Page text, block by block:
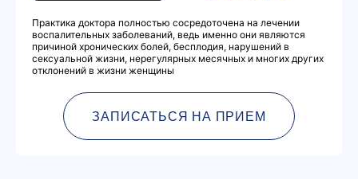
Практика доктора полностью сосредоточена на лечении
воспалительных заболеваний, ведь именно они являются
причиной хронических болей, бесплодия, нарушений в
сексуальной жизни, нерегулярных месячных и многих других
отклонений в жизни женщины
ЗАПИСАТЬСЯ НА ПРИЕМ